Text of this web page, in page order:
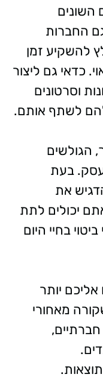
השונים
החברות
להשקיע זמן
כדאי גם ליצור
וסרטונים
להם לשתף אותם.
הגולשים
עסק. בעת
את
יכולים לתת
בחיי היום
יותר
מאחורי